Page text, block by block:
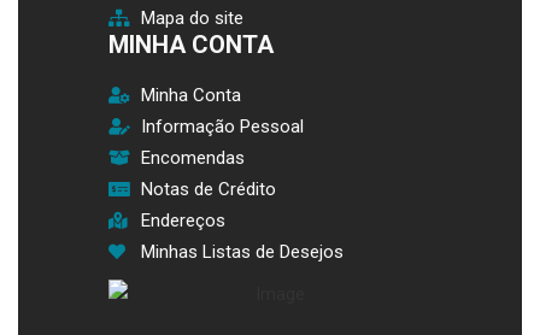
Mapa do site
MINHA CONTA
Minha Conta
Informação Pessoal
Encomendas
Notas de Crédito
Endereços
Minhas Listas de Desejos